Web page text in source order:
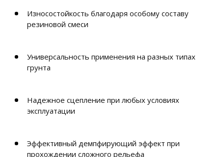
Износостойкость благодаря особому составу
резиновой смеси
Универсальность применения на разных типах
грунта
Надежное сцепление при любых условиях
эксплуатации
Эффективный демпфирующий эффект при
прохождении сложного рельефа